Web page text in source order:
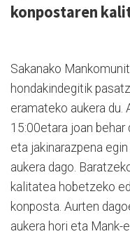
konpostaren
Sakanako
hondakindegitik
eramateko aukera
15:00etara joan behar
eta jakinarazpena
aukera dago.
kalitatea hobetzeko
konposta. Aurten
aukera hori eta Mank-